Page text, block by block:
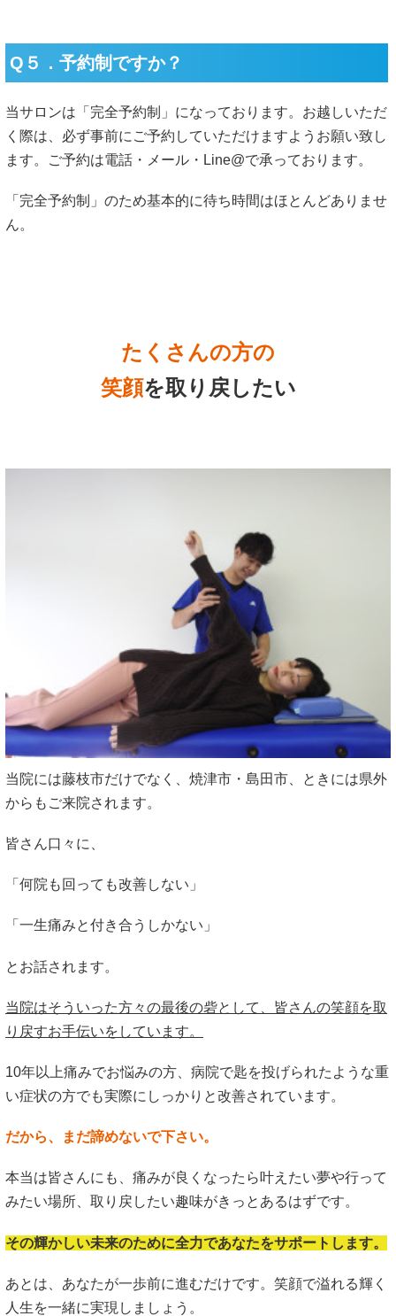
Q５．予約制ですか？
当サロンは「完全予約制」になっております。お越しいただ
く際は、必ず事前にご予約していただけますようお願い致し
ます。ご予約は電話・メール・Line@で承っております。
「完全予約制」のため基本的に待ち時間はほとんどありませ
ん。
たくさんの方の
笑顔を取り戻したい
当院には藤枝市だけでなく、焼津市・島田市、ときには県外
からもご来院されます。
皆さん口々に、
「何院も回っても改善しない」
「一生痛みと付き合うしかない」
とお話されます。
当院はそういった方々の最後の砦として、皆さんの笑顔を取
り戻すお手伝いをしています。
10年以上痛みでお悩みの方、病院で匙を投げられたような重
い症状の方でも実際にしっかりと改善されています。
だから、まだ諦めないで下さい。
本当は皆さんにも、痛みが良くなったら叶えたい夢や行って
みたい場所、取り戻したい趣味がきっとあるはずです。
その輝かしい未来のために全力であなたをサポートします。
あとは、あなたが一歩前に進むだけです。笑顔で溢れる輝く
人生を一緒に実現しましょう。